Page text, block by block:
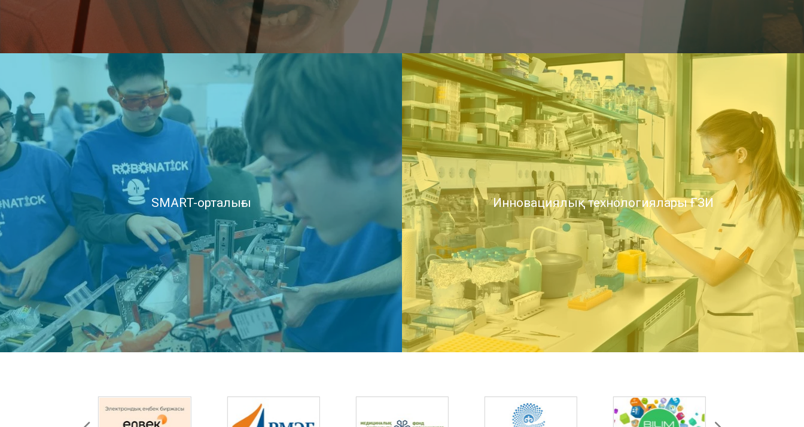
SMART-орталығы Инновациялық технологиялары ҒЗИ